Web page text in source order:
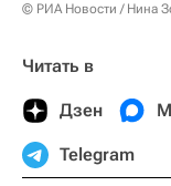
© РИА Новости / Нина
Читать в
Дзен
Telegram